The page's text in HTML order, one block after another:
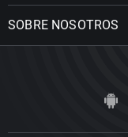
SOBRE NOSOTROS